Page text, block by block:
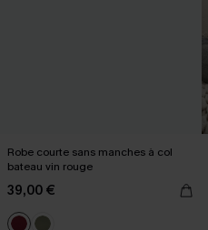
Robe courte sans manches à col
bateau vin rouge
39,00 €